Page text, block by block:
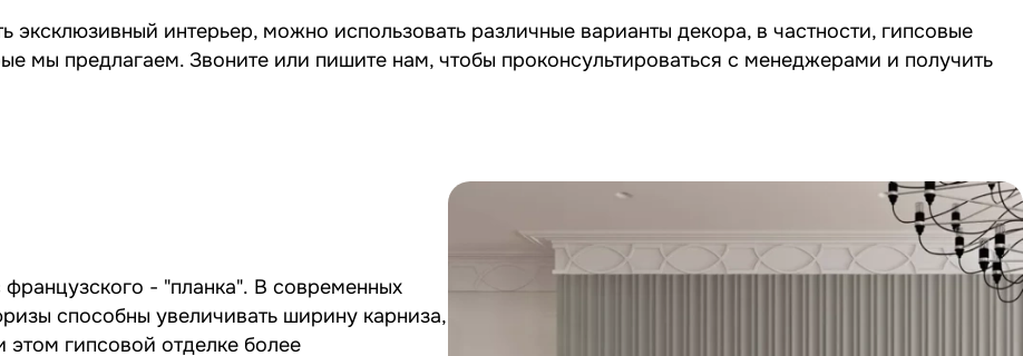
эксклюзивный интерьер, можно использовать различные варианты декора, в частности, гипсовые
мы предлагаем. Звоните или пишите нам, чтобы проконсультироваться с менеджерами и получить
- "планка". В современных
способны увеличивать ширину карниза,
этом гипсовой отделке более